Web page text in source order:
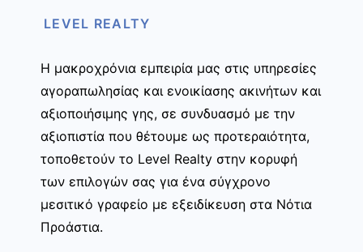
LEVEL REALTY
Η μακροχρόνια εμπειρία μας στις υπηρεσίες
αγοραπωλησίας και ενοικίασης ακινήτων και
αξιοποιήσιμης γης, σε συνδυασμό με την
αξιοπιστία που θέτουμε ως προτεραιότητα,
τοποθετούν το Level Realty στην κορυφή
των επιλογών σας για ένα σύγχρονο
μεσιτικό γραφείο με εξειδίκευση στα Νότια
Προάστια.